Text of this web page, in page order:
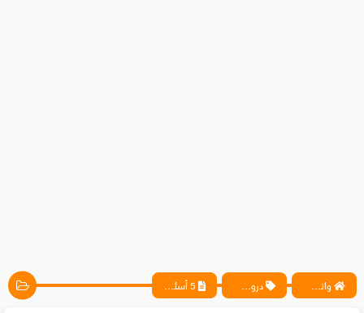
واتس آب ، فيسبوك ، أنترنت ، شروحات تقنية حصرية - المحترف دروس الهاردوير